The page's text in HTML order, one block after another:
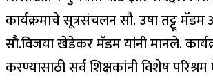
कार्यक्रमाचे सूत्रसंचलन सौ. उषा तट्टू
सौ.विजया खेडेकर मॅडम यांनी मानले.
करण्यासाठी सर्व शिक्षकांनी विशेष